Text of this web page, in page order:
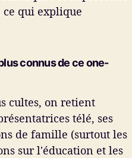
qui explique
connus de ce one-
cultes, on retient
télé, ses
de famille (surtout les
sur l'éducation et les